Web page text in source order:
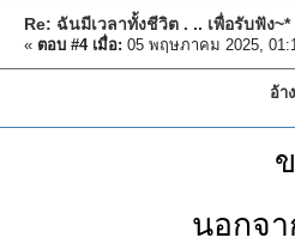
Re: ฉันมีเวลาทั้งชีวิต . .. เพื่อรับฟัง~*
« ตอบ #4 เมื่อ: 05 พฤษภาคม 2025,
อ้า
นอกจา